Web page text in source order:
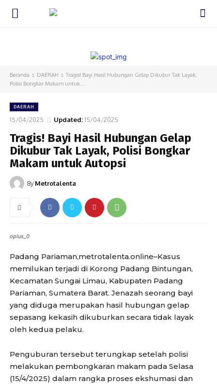
Beranda DAERAH
Tragis! Bayi Hasil Hubungan Gelap Dikubur Tak Layak,
Polisi Bongkar Makam untuk...
DAERAH
15/04/2025 Updated:15/04/2025
Tragis! Bayi Hasil Hubungan Gelap
Dikubur Tak Layak, Polisi Bongkar
Makam untuk Autopsi
By Metrotalenta
oplus_0
Padang Pariaman,metrotalenta.online–Kasus
memilukan terjadi di Korong Padang Bintungan,
Kecamatan Sungai Limau, Kabupaten Padang
Pariaman, Sumatera Barat. Jenazah seorang bayi
yang diduga merupakan hasil hubungan gelap
sepasang kekasih dikuburkan secara tidak layak
oleh kedua pelaku.
Penguburan tersebut terungkap setelah polisi
melakukan pembongkaran makam pada Selasa
(15/4/2025) dalam rangka proses ekshumasi dan